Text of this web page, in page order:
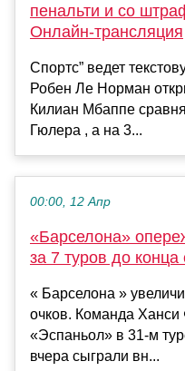
пенальти и со
Онлайн-трансляция
Спортс” ведет
Робен Ле Норман
Килиан Мбаппе
Гюлера , а на 3...
00:00, 12 Апр
«Барселона»
за 7 туров до конца
« Барселона »
очков. Команда Ханси
«Эспаньол» в 31-м
вчера сыграли вн...